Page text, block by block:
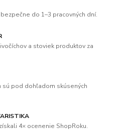
do 1–3 pracovných dní.
a stoviek produktov za
sú pod dohľadom skúsených
4× ocenenie ShopRoku.